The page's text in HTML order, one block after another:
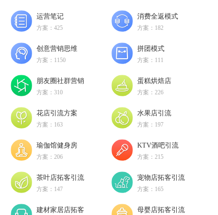
运营笔记
方案：425
消费全返模式
方案：182
创意营销思维
方案：1150
拼团模式
方案：111
朋友圈社群营销
方案：310
蛋糕烘焙店
方案：226
花店引流方案
方案：163
水果店引流
方案：197
瑜伽馆健身房
方案：206
KTV酒吧引流
方案：215
茶叶店拓客引流
方案：147
宠物店拓客引流
方案：165
建材家居店拓客 母婴店拓客引流